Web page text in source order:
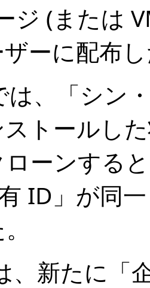
ジ (または
ーに配布
は、「シン
トールし
ーンする
ID」が同
、新たに「